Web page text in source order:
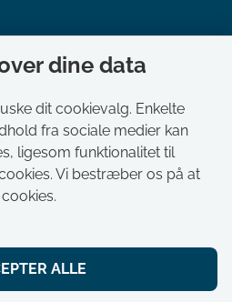
dine data
dit cookievalg. Enkelte
fra sociale medier kan
ligesom funktionalitet til
Vi bestræber os på at
ALLE